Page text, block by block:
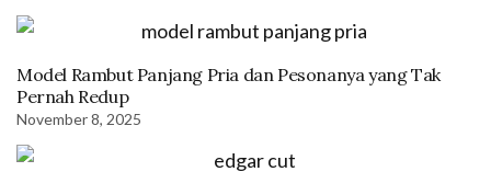
Model Rambut Panjang Pria dan Pesonanya yang Tak
Pernah Redup
November 8, 2025